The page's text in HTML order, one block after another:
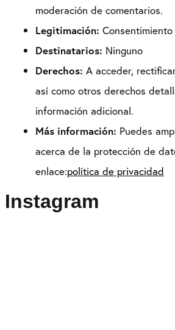
moderación de comentarios.
Legitimación:
Destinatarios: Ninguno
Derechos: A acceder,
así como otros derechos
información adicional.
Más información: Puedes
acerca de la protección de
enlace:política de privacidad
Instagram